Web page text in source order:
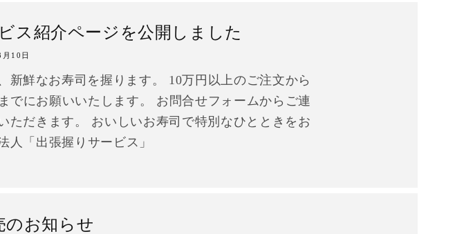
ス紹介ページを公開しました
10日
鮮なお寿司を握ります。 10万円以上のご注文から
でにお願いいたします。 お問合せフォームからご連
ただきます。 おいしいお寿司で特別なひとときをお
人「出張握りサービス」
のお知らせ